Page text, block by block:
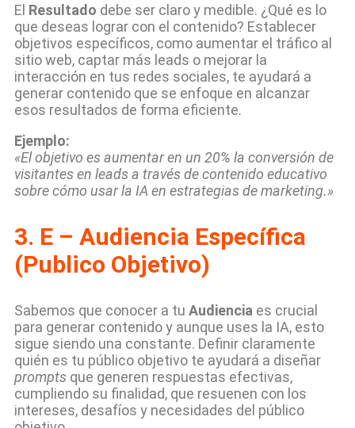
El Resultado debe ser claro y medible. ¿Qué es lo
que deseas lograr con el contenido? Establecer
objetivos específicos, como aumentar el tráfico al
sitio web, captar más leads o mejorar la
interacción en tus redes sociales, te ayudará a
generar contenido que se enfoque en alcanzar
esos resultados de forma eficiente.
Ejemplo:
«El objetivo es aumentar en un 20% la conversión de
visitantes en leads a través de contenido educativo
sobre cómo usar la IA en estrategias de marketing.»
3. E – Audiencia Específica
(Publico Objetivo)
Sabemos que conocer a tu Audiencia es crucial
para generar contenido y aunque uses la IA, esto
sigue siendo una constante. Definir claramente
quién es tu público objetivo te ayudará a diseñar
prompts que generen respuestas efectivas,
cumpliendo su finalidad, que resuenen con los
intereses, desafíos y necesidades del público